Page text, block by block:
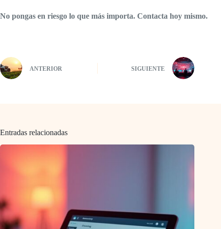
No pongas en riesgo lo que más importa. Contacta hoy mismo.
ANTERIOR SIGUIENTE
Entradas relacionadas